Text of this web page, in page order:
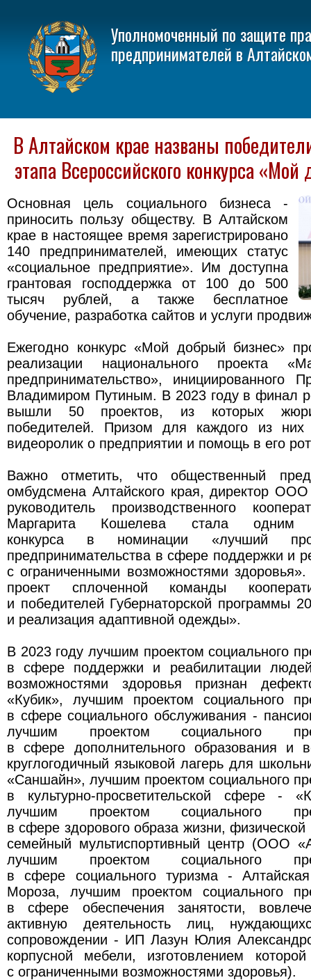
Уполномоченный по защите
предпринимателей в
В Алтайском крае названы
этапа Всероссийского конкурса
Основная цель социального бизнеса -
приносить пользу обществу. В Алтайском
крае в настоящее время зарегистрировано
140 предпринимателей, имеющих статус
«социальное предприятие». Им доступна
грантовая господдержка от 100 до 500
тысяч рублей, а также бесплатное
обучение, разработка сайтов и услуги
Ежегодно конкурс «Мой добрый бизнес»
реализации национального проекта
предпринимательство», инициированного
Владимиром Путиным. В 2023 году в финал
вышли 50 проектов, из которых
победителей. Призом для каждого из них
видеоролик о предприятии и помощь в его
Важно отметить, что общественный
омбудсмена Алтайского края, директор
руководитель производственного
Маргарита Кошелева стала одним
конкурса в номинации «лучший
предпринимательства в сфере поддержки и
с ограниченными возможностями
проект сплоченной команды
и победителей Губернаторской программы
и реализация адаптивной одежды».
В 2023 году лучшим проектом социального
в сфере поддержки и реабилитации
возможностями здоровья признан
«Кубик», лучшим проектом социального
в сфере социального обслуживания -
лучшим проектом социального
в сфере дополнительного образования и
круглогодичный языковой лагерь для
«Саншайн», лучшим проектом социального
в культурно-просветительской сфере -
лучшим проектом социального
в сфере здорового образа жизни, физической
семейный мультиспортивный центр (ООО
лучшим проектом социального
в сфере социального туризма -
Мороза, лучшим проектом социального
в сфере обеспечения занятости,
активную деятельность лиц,
сопровождении - ИП Лазун Юлия
корпусной мебели, изготовлением
с ограниченными возможностями здоровья).